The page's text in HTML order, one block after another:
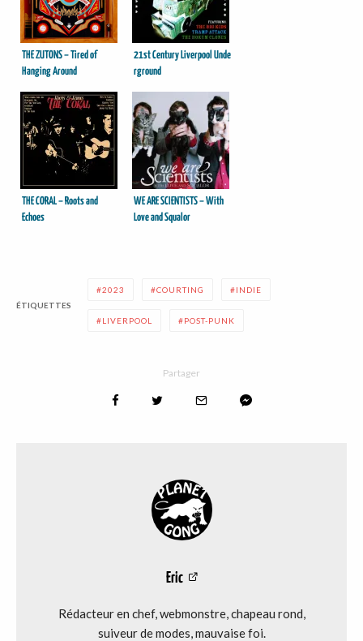
THE ZUTONS – Tired of
Hanging Around
21st Century Liverpool Unde
rground
THE CORAL – Roots and
Echoes
WE ARE SCIENTISTS – With
Love and Squalor
ÉTIQUETTES
2023 COURTING INDIE
LIVERPOOL POST-PUNK
Partager
Eric
Rédacteur en chef, webmonstre, chapeau rond,
suiveur de modes, mauvaise foi.